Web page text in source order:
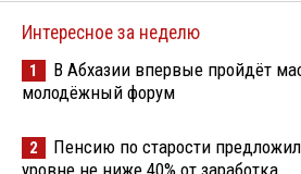
Интересное за неделю
1
В Абхазии впервые пройдёт
молодёжный форум
2
Пенсию по старости
уровне не ниже 40% от заработка